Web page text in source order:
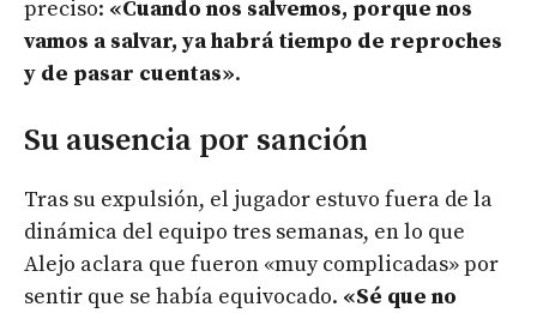
preciso: «Cuando nos salvemos, porque nos
vamos a salvar, ya habrá tiempo de reproches
y de pasar cuentas».
Su ausencia por sanción
Tras su expulsión, el jugador estuvo fuera de la
dinámica del equipo tres semanas, en lo que
Alejo aclara que fueron «muy complicadas» por
sentir que se había equivocado. «Sé que no